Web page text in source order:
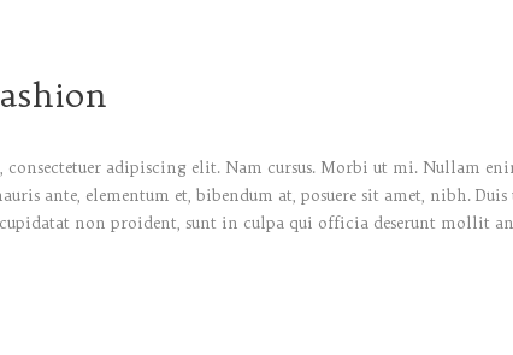
adipiscing elit. Nam cursus. Morbi ut mi. Nullam
ante, elementum et, bibendum at, posuere sit amet, nibh.
cupidatat non proident, sunt in culpa qui officia deserunt mollit